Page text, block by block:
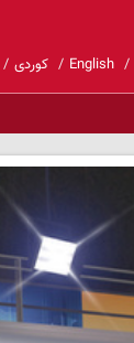
English کوردی